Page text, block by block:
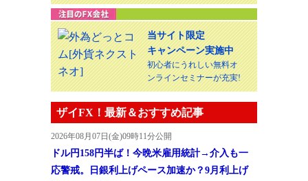
当サイト限定
キャンペーン実施中
初心者にうれしい無料オ
ンラインセミナーが充実!
ザイFX！最新＆おすすめ記事
2026年08月07日(金)09時11分公開
ドル円158円半ば！今晩米雇用統計→介入も一
応警戒。日銀利上げペース加速か？9月利上げ